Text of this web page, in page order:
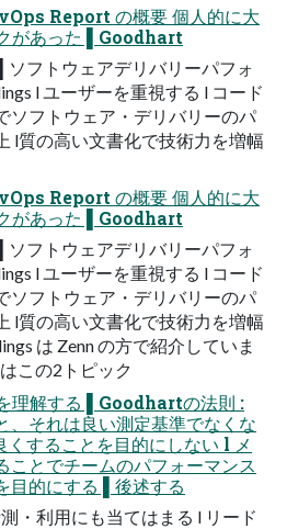
Report の概要 個⼈的に⼤
があった ▌Goodhart
ソフトウェアデリバリーパフォ
l ユーザーを重視する l コード
ソフトウェア・デリバリーのパ
l質の⾼い⽂書化で技術⼒を増幅
Report の概要 個⼈的に⼤
があった ▌Goodhart
ソフトウェアデリバリーパフォ
l ユーザーを重視する l コード
ソフトウェア・デリバリーのパ
l質の⾼い⽂書化で技術⼒を増幅
は Zenn の⽅で紹介していま
この2トピック
理解する ▌Goodhartの法則 :
、それは良い測定基準でなくな
くすることを⽬的にしない l メ
ことでチームのパフォーマンス
⽬的にする ▌後述する
・利⽤にも当てはまる l リード